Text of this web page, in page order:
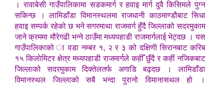
। रावाबेसी गाउँपालिकामा सडकमार्ग र हवाइ मार्ग दुवै किसिमले पुग्न
सकिन्छ । लामिडाँडा विमानस्थलमा राजधानी काठमाण्डौबाट सिधा
हवाइ सम्पर्क रहेको छ भने सगरमाथा राजमार्ग हुँदै जिल्लाको सदरमुकाम
जाने क्रममा मौरेगढी भन्ने ठाउँमा मध्यपहाडी राजमार्गलाई भेट्दछ । यस
गाउँपालिकाको ा वडा नम्बर १, २ र ३ को दक्षिणी सिरानबाट करिब
१५ किलोमिटर क्षेत्र मध्यपहाडी राजमार्गले कहीँ छुँदै र कहीं नजिकबाट
जिल्लाको सदरमुकाम दिक्तेलतर्फ अगाडि बढ्दछ । लामिडाँडा
विमानस्थल जिल्लाको सबै भन्दा पुरानो विमानासथल हो ।